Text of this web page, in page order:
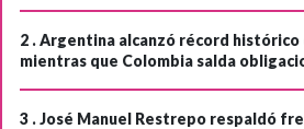
2 .Argentina alcanzó récord histórico
mientras que Colombia salda
3 .José Manuel Restrepo respaldó